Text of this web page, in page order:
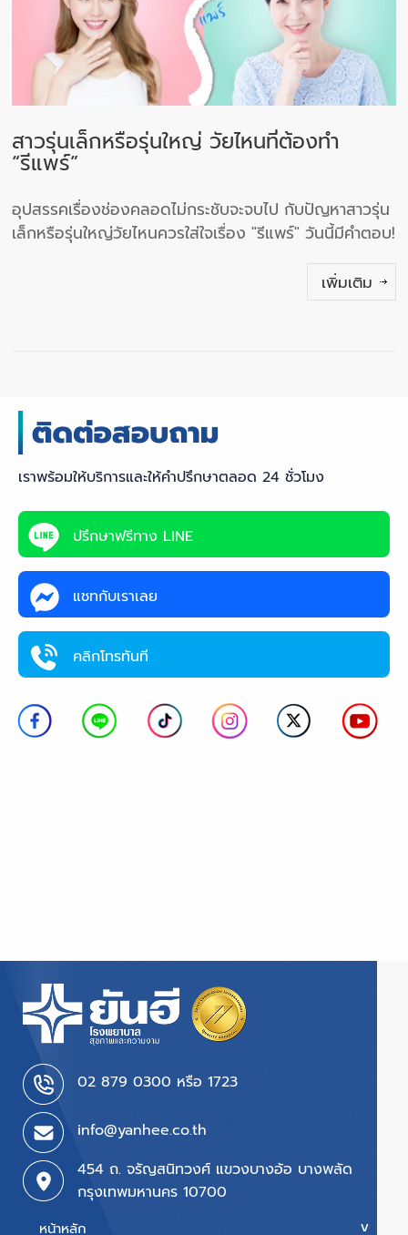
สาวรุ่นเล็กหรือรุ่นใหญ่ วัยไหนที่ต้องทำ
“รีแพร์”
อุปสรรคเรื่องช่องคลอดไม่กระชับจะจบไป กับปัญหาสาวรุ่น
เล็กหรือรุ่นใหญ่วัยไหนควรใส่ใจเรื่อง "รีแพร์" วันนี้มีคำตอบ!
เพิ่มเติม
เราพร้อมให้บริการและให้คำปรึกษาตลอด 24 ชั่วโมง
ปรึกษาฟรีทาง LINE
แชทกับเราเลย
คลิกโทรทันที
02 879 0300 หรือ 1723
info@yanhee.co.th
454 ถ. จรัญสนิทวงศ์ แขวงบางอ้อ บางพลัด
กรุงเทพมหานคร 10700
หน้าหลัก